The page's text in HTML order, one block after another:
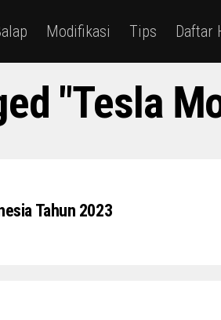
Modifikasi Tips Daftar
"Tesla
Tahun 2023